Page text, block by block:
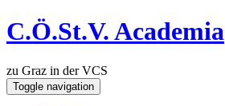
C.Ö.St.V. Academia
zu Graz in der VCS
Toggle navigation